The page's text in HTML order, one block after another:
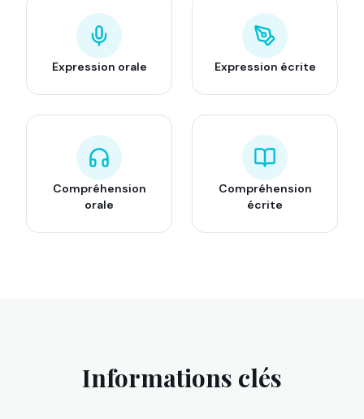
Expression orale Expression écrite
Compréhension
orale
Compréhension
écrite
Informations clés